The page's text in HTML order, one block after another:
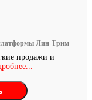
Лин-Трим
продажи и